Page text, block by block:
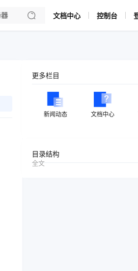
文档中心 控制台
更多栏目
新闻动态 文档中心
目录结构
全文